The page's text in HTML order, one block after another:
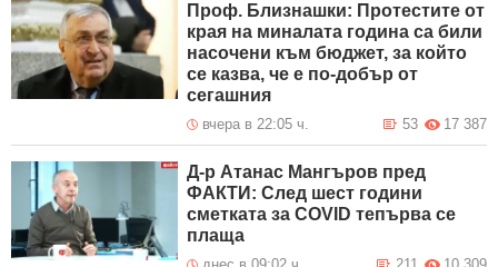
Проф. Близнашки: Протестите от
края на миналата година са били
насочени към бюджет, за който
се казва, че е по-добър от
сегашния
вчера в 22:05 ч. 17 387
53
Д-р Атанас Мангъров пред
ФАКТИ: След шест години
сметката за COVID тепърва се
плаща